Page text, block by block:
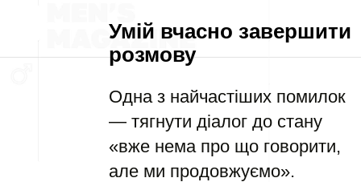
Умій вчасно завершити
розмову
Одна з найчастіших помилок
— тягнути діалог до стану
«вже нема про що говорити,
але ми продовжуємо».